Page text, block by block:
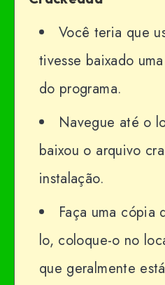
Você teria que
tivesse baixado
do programa.
Navegue até o
baixou o arquivo
instalação.
Faça uma cópia
lo, coloque-o no
que geralmente